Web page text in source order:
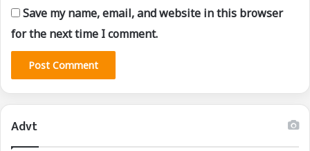
Save my name, email, and website in this browser
for the next time I comment.
Advt